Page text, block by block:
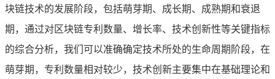
块链技术的发展阶段，包括萌芽期、成长期、成熟期和衰退
期，通过对区块链专利数量、增长率、技术创新性等关键指标
的综合分析，我们可以准确确定技术所处的生命周期阶段，在
萌芽期，专利数量相对较少，技术创新主要集中在基础理论和